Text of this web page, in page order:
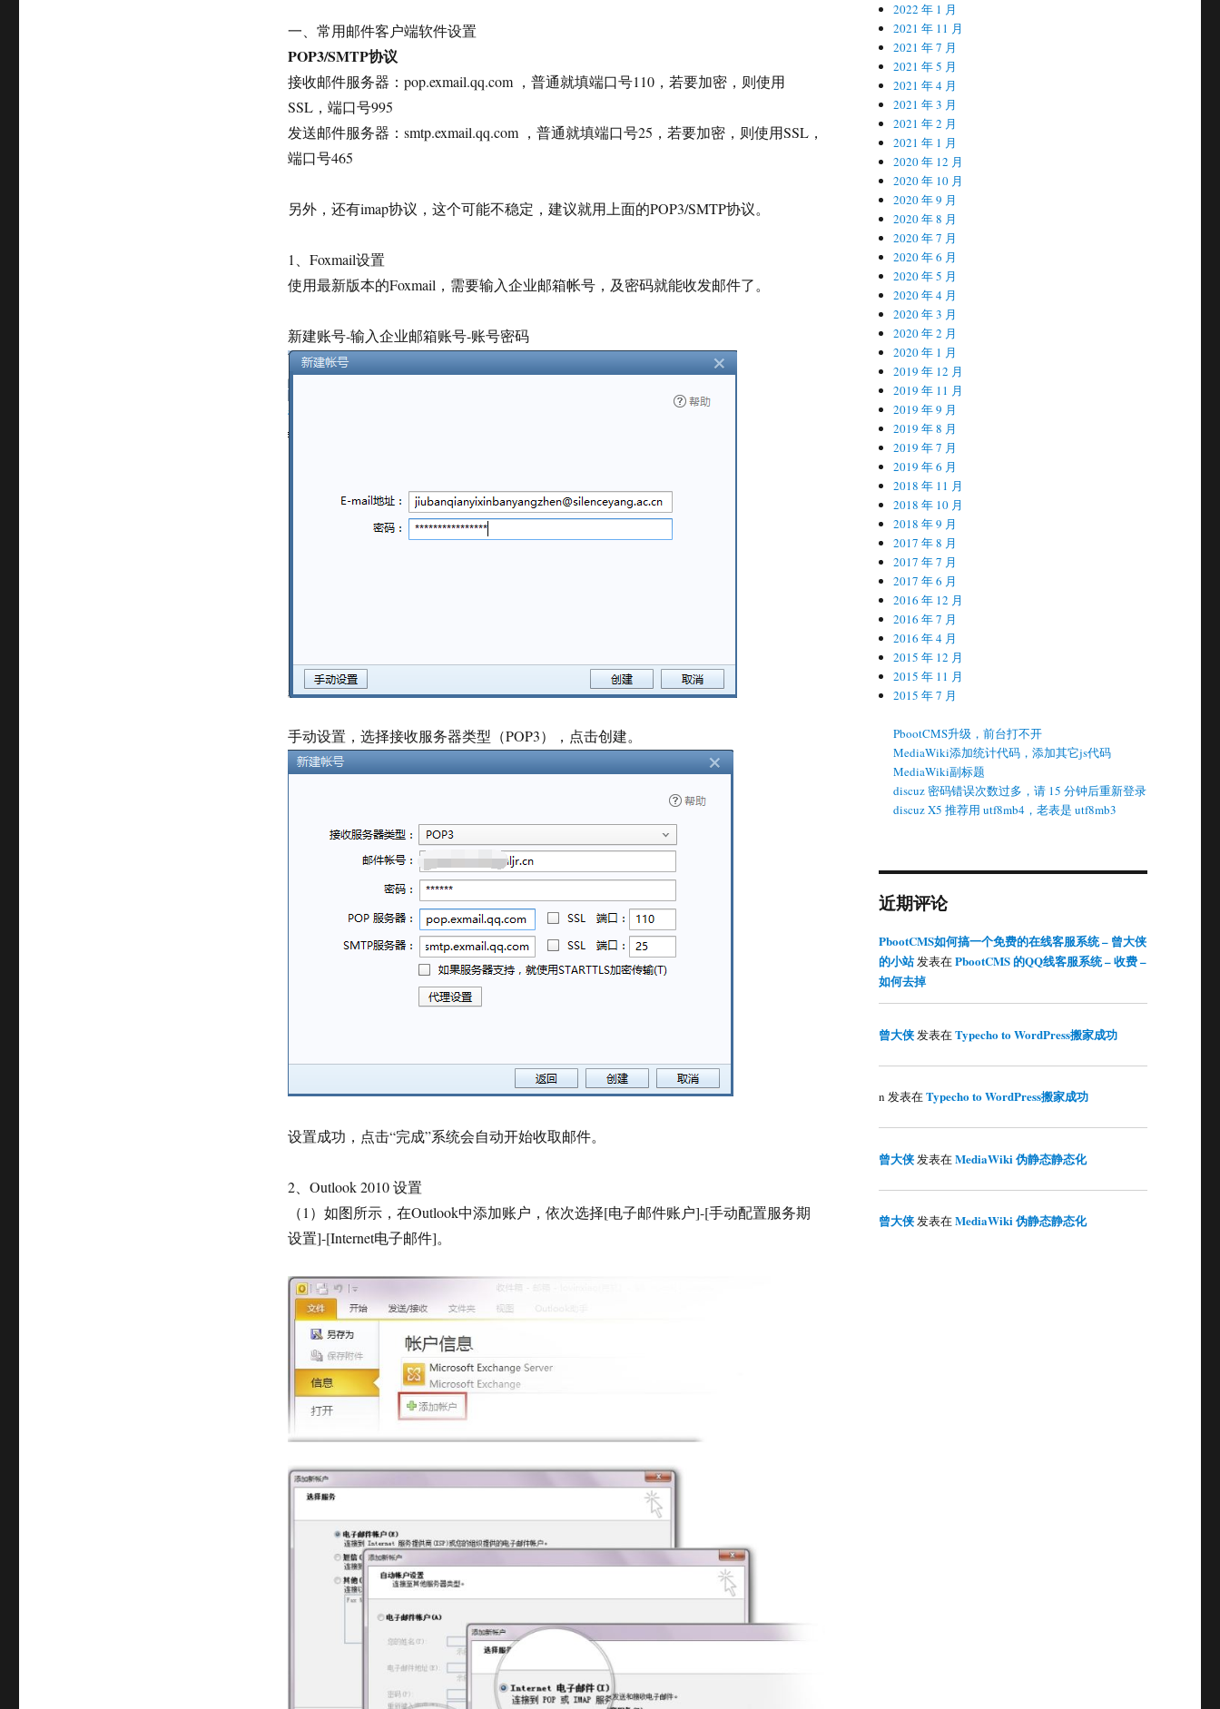
一、常用邮件客户端软件设置
POP3/SMTP协议
接收邮件服务器：pop.exmail.qq.com ，普通就填端口号110，若要加密，则使用
SSL，端口号995
发送邮件服务器：smtp.exmail.qq.com ，普通就填端口号25，若要加密，则使用SSL，
端口号465
另外，还有imap协议，这个可能不稳定，建议就用上面的POP3/SMTP协议。
1、Foxmail设置
使用最新版本的Foxmail，需要输入企业邮箱帐号，及密码就能收发邮件了。
新建账号-输入企业邮箱账号-账号密码
手动设置，选择接收服务器类型（POP3），点击创建。
设置成功，点击“完成”系统会自动开始收取邮件。
2、Outlook 2010 设置
（1）如图所示，在Outlook中添加账户，依次选择[电子邮件账户]-[手动配置服务期
设置]-[Internet电子邮件]。
2022 年 1 月
2021 年 11 月
2021 年 7 月
2021 年 5 月
2021 年 4 月
2021 年 3 月
2021 年 2 月
2021 年 1 月
2020 年 12 月
2020 年 10 月
2020 年 9 月
2020 年 8 月
2020 年 7 月
2020 年 6 月
2020 年 5 月
2020 年 4 月
2020 年 3 月
2020 年 2 月
2020 年 1 月
2019 年 12 月
2019 年 11 月
2019 年 9 月
2019 年 8 月
2019 年 7 月
2019 年 6 月
2018 年 11 月
2018 年 10 月
2018 年 9 月
2017 年 8 月
2017 年 7 月
2017 年 6 月
2016 年 12 月
2016 年 7 月
2016 年 4 月
2015 年 12 月
2015 年 11 月
2015 年 7 月
PbootCMS升级，前台打不开
MediaWiki添加统计代码，添加其它js代码
MediaWiki副标题
discuz 密码错误次数过多，请 15 分钟后重新登录
discuz X5 推荐用 utf8mb4，老表是 utf8mb3
近期评论
PbootCMS如何搞一个免费的在线客服系统 – 曾大侠
的小站发表在PbootCMS 的QQ线客服系统 – 收费 –
如何去掉
曾大侠发表在Typecho to WordPress搬家成功
n 发表在Typecho to WordPress搬家成功
曾大侠发表在MediaWiki 伪静态静态化
曾大侠发表在MediaWiki 伪静态静态化